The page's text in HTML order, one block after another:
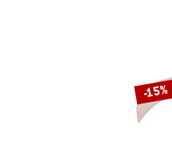
-15%